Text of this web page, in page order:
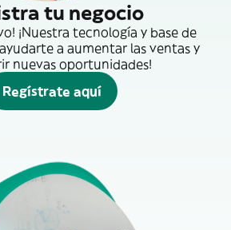
tu negocio
¡Nuestra tecnología y base de
a aumentar las ventas y
nuevas oportunidades!
Regístrate aquí